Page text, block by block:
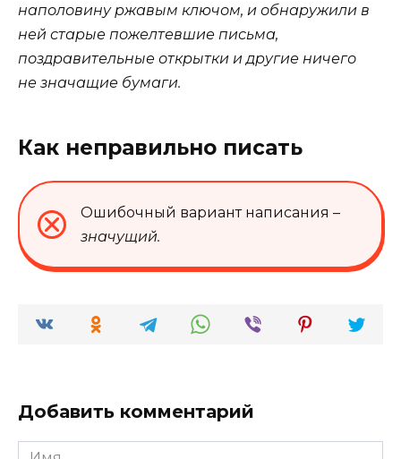
наполовину ржавым ключом, и обнаружили в
ней старые пожелтевшие письма,
поздравительные открытки и другие ничего
не значащие бумаги.
Как неправильно писать
Ошибочный вариант написания –
значущий.
Добавить комментарий
Имя